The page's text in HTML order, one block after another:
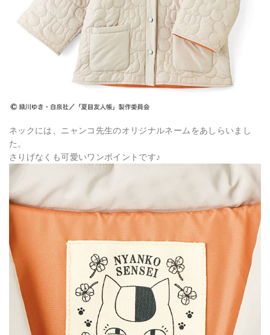
ネックには、ニャンコ先生のオリジナルネームをあしらいまし
た。
さりげなくも可愛いワンポイントです♪